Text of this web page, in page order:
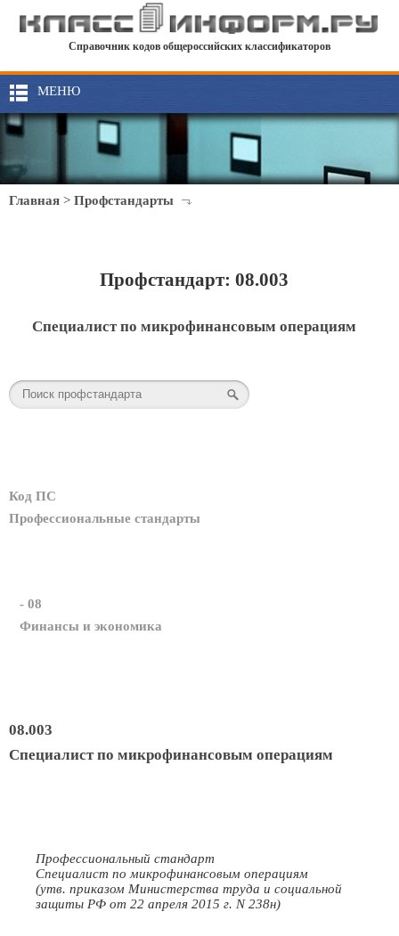
Справочник кодов общероссийских классификаторов
МЕНЮ
Главная > Профстандарты
Профстандарт: 08.003
Специалист по микрофинансовым операциям
Код ПС
Профессиональные стандарты
- 08
Финансы и экономика
08.003
Специалист по микрофинансовым операциям
Профессиональный стандарт
Специалист по микрофинансовым операциям
(утв. приказом Министерства труда и социальной
защиты РФ от 22 апреля 2015 г. N 238н)